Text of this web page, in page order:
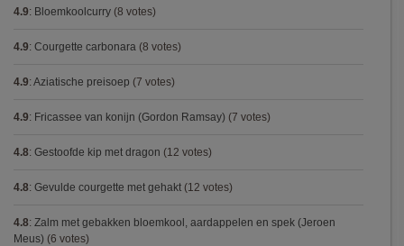
4.9: Bloemkoolcurry (8 votes)
4.9: Courgette carbonara (8 votes)
4.9: Aziatische preisoep (7 votes)
4.9: Fricassee van konijn (Gordon Ramsay) (7 votes)
4.8: Gestoofde kip met dragon (12 votes)
4.8: Gevulde courgette met gehakt (12 votes)
4.8: Zalm met gebakken bloemkool, aardappelen en spek (Jeroen
Meus) (6 votes)